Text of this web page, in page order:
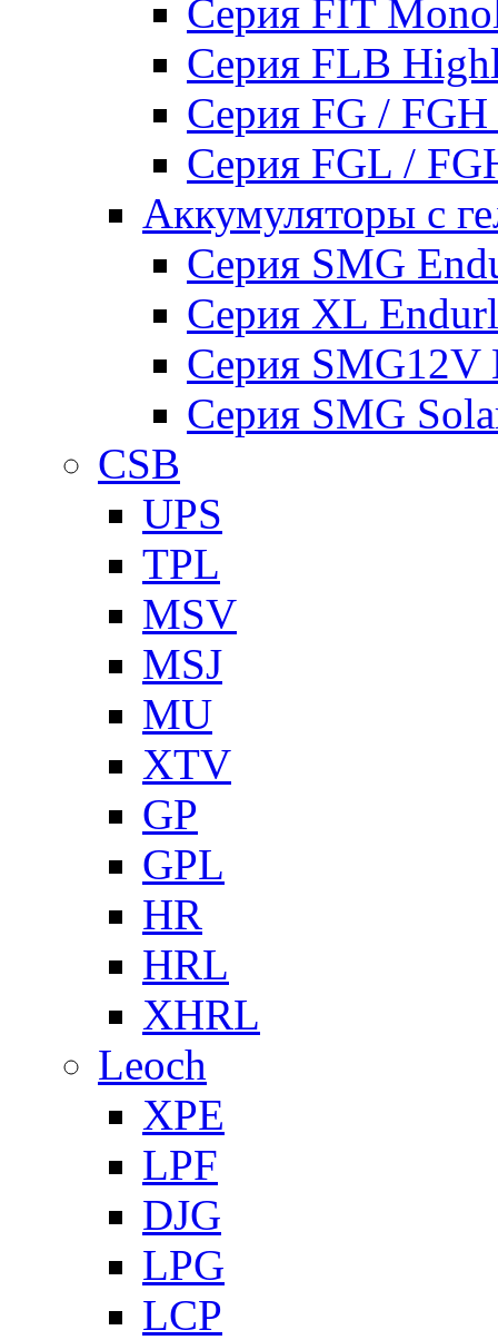
Серия FIT
Серия FLB
Серия FG /
Серия FGL /
Аккумуляторы с
Серия SMG
Серия XL
Серия SMG12V
Серия SMG
CSB
UPS
TPL
MSV
MSJ
MU
XTV
GP
GPL
HR
HRL
XHRL
Leoch
XPE
LPF
DJG
LPG
LCP